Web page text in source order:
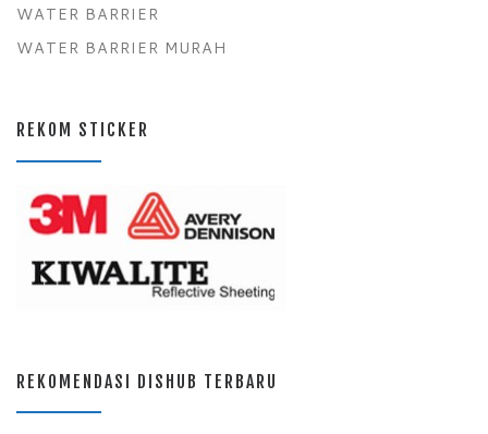
WATER BARRIER
WATER BARRIER MURAH
REKOM STICKER
REKOMENDASI DISHUB TERBARU